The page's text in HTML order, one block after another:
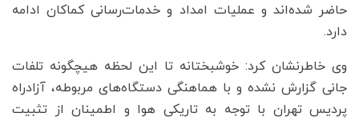
حاضر شده‌اند و عملیات امداد و خدمات‌رسانی کماکان ادامه
دارد.
وی خاطرنشان کرد: خوشبختانه تا این لحظه هیچگونه تلفات
جانی گزارش نشده و با هماهنگی دستگاه‌های مربوطه، آزادراه
پردیس تهران با توجه به تاریکی هوا و اطمینان از تثبیت